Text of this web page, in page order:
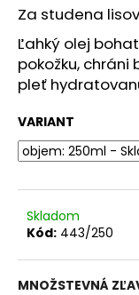
z
5
hviezdičiek.
Za studena
Ľahký olej
pokožku,
pleť
VARIANT
Skladom
Kód: 443/250
MNOŽSTEVNÁ
O
d
p
o
ú
č
a
e